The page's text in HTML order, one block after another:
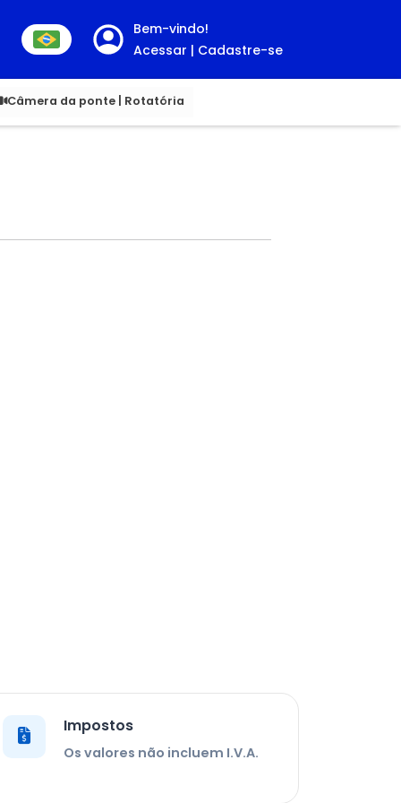
Bem-vindo!
Acessar | Cadastre-se
Câmera da ponte | Rotatória
Impostos
Os valores não incluem I.V.A.